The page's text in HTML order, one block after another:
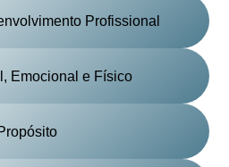
Profissional
Emocional e Físico